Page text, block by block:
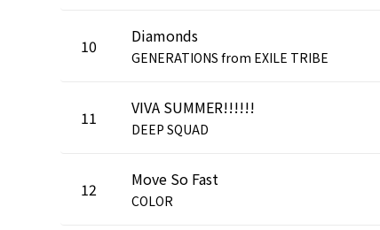
10 Diamonds
GENERATIONS from EXILE TRIBE
11 VIVA SUMMER!!!!!!
DEEP SQUAD
12 Move So Fast
COLOR